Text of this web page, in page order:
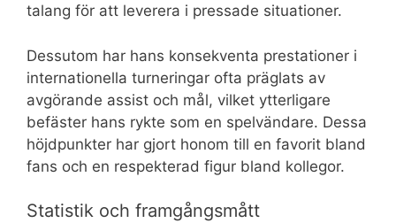
talang för att leverera i pressade situationer.
Dessutom har hans konsekventa prestationer i
internationella turneringar ofta präglats av
avgörande assist och mål, vilket ytterligare
befäster hans rykte som en spelvändare. Dessa
höjdpunkter har gjort honom till en favorit bland
fans och en respekterad figur bland kollegor.
Statistik och framgångsmått